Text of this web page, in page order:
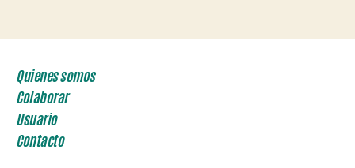
Quienes somos
Colaborar
Usuario
Contacto